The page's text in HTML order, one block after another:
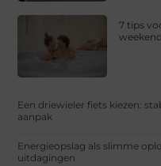
7 tips
Een driewieler fiets kiezen:
aanpak
Energieopslag als slimme
uitdagingen